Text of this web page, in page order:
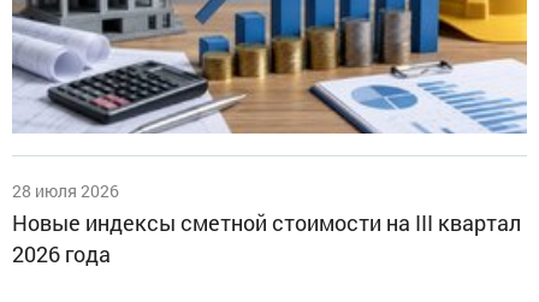
28 июля 2026
Новые индексы сметной стоимости на III квартал
2026 года